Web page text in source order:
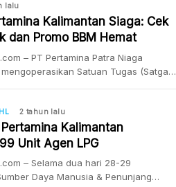
lalu
Kalimantan Siaga: Cek
dan Promo BBM Hemat
– PT Pertamina Patra Niaga
Satuan Tugas (Satgas)
selama masa mudik Lebaran
Pertamina Patra Niaga
mengungkapkan bahwa pihaknya
2 tahun lalu
Kalimantan
Unit Agen LPG
– Selama dua hari 28-29
Daya Manusia & Penunjang